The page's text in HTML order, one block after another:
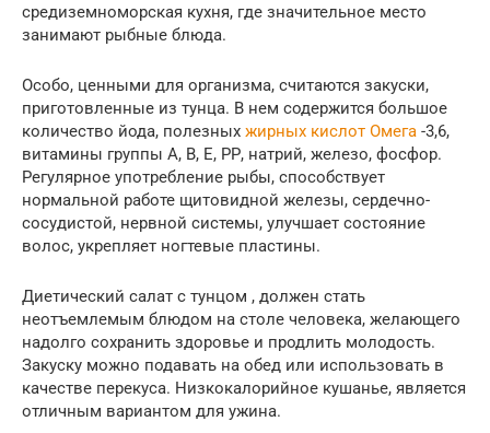
средиземноморская кухня, где значительное место
занимают рыбные блюда.
Особо, ценными для организма, считаются закуски,
приготовленные из тунца. В нем содержится большое
количество йода, полезных жирных кислот Омега -3,6,
витамины группы А, В, Е, РР, натрий, железо, фосфор.
Регулярное употребление рыбы, способствует
нормальной работе щитовидной железы, сердечно-
сосудистой, нервной системы, улучшает состояние
волос, укрепляет ногтевые пластины.
Диетический салат с тунцом , должен стать
неотъемлемым блюдом на столе человека, желающего
надолго сохранить здоровье и продлить молодость.
Закуску можно подавать на обед или использовать в
качестве перекуса. Низкокалорийное кушанье, является
отличным вариантом для ужина.